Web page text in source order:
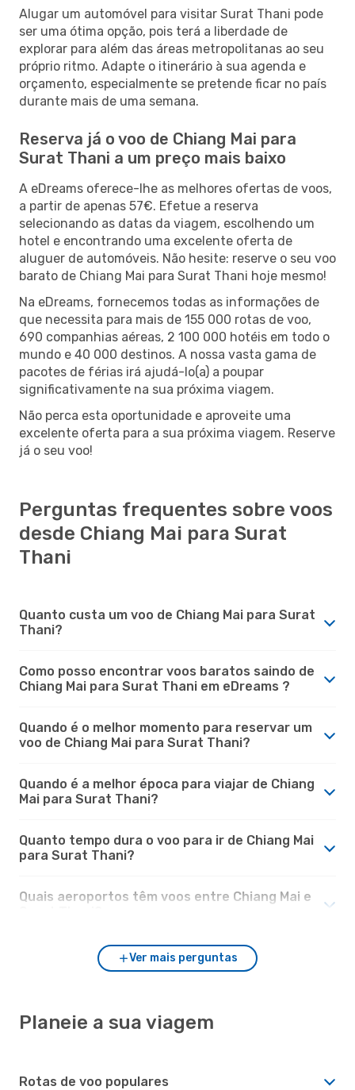
Alugar um automóvel para visitar Surat Thani pode
ser uma ótima opção, pois terá a liberdade de
explorar para além das áreas metropolitanas ao seu
próprio ritmo. Adapte o itinerário à sua agenda e
orçamento, especialmente se pretende ficar no país
durante mais de uma semana.
Reserva já o voo de Chiang Mai para
Surat Thani a um preço mais baixo
A eDreams oferece-lhe as melhores ofertas de voos,
a partir de apenas 57€. Efetue a reserva
selecionando as datas da viagem, escolhendo um
hotel e encontrando uma excelente oferta de
aluguer de automóveis. Não hesite: reserve o seu voo
barato de Chiang Mai para Surat Thani hoje mesmo!
Na eDreams, fornecemos todas as informações de
que necessita para mais de 155 000 rotas de voo,
690 companhias aéreas, 2 100 000 hotéis em todo o
mundo e 40 000 destinos. A nossa vasta gama de
pacotes de férias irá ajudá-lo(a) a poupar
significativamente na sua próxima viagem.
Não perca esta oportunidade e aproveite uma
excelente oferta para a sua próxima viagem. Reserve
já o seu voo!
Perguntas frequentes sobre voos
desde Chiang Mai para Surat
Thani
Quanto custa um voo de Chiang Mai para Surat
Thani?
Como posso encontrar voos baratos saindo de
Chiang Mai para Surat Thani em eDreams ?
Quando é o melhor momento para reservar um
voo de Chiang Mai para Surat Thani?
Quando é a melhor época para viajar de Chiang
Mai para Surat Thani?
Quanto tempo dura o voo para ir de Chiang Mai
para Surat Thani?
Quais aeroportos têm voos entre Chiang Mai e
Ver mais perguntas
Planeie a sua viagem
Rotas de voo populares